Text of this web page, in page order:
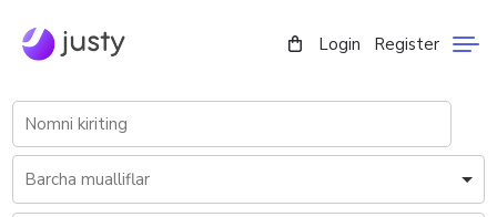
Login Register